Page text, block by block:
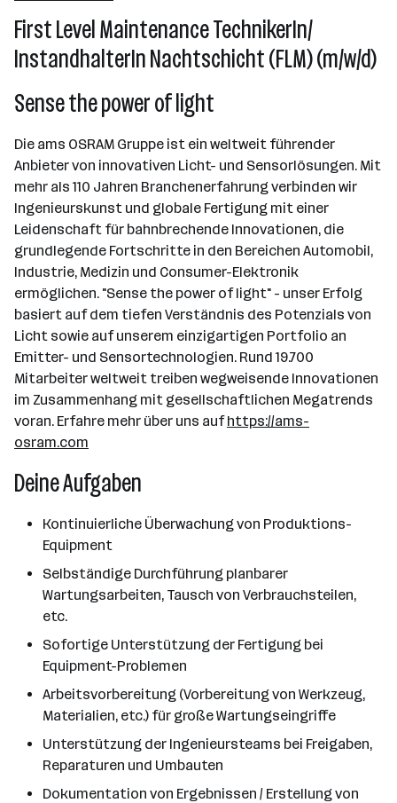
Unterpremstätten
First Level Maintenance TechnikerIn/​
InstandhalterIn Nachtschicht (FLM) (m/w/d)
Sense the power of light
Die ams OSRAM Gruppe ist ein weltweit führender
Anbieter von innovativen Licht- und Sensorlösungen. Mit
mehr als 110 Jahren Branchenerfahrung verbinden wir
Ingenieurskunst und globale Fertigung mit einer
Leidenschaft für bahnbrechende Innovationen, die
grundlegende Fortschritte in den Bereichen Automobil,
Industrie, Medizin und Consumer-Elektronik
ermöglichen. "Sense the power of light" - unser Erfolg
basiert auf dem tiefen Verständnis des Potenzials von
Licht sowie auf unserem einzigartigen Portfolio an
Emitter- und Sensortechnologien. Rund 19.700
Mitarbeiter weltweit treiben wegweisende Innovationen
im Zusammenhang mit gesellschaftlichen Megatrends
voran. Erfahre mehr über uns aufhttps://ams-
osram.com
Deine Aufgaben
Kontinuierliche Überwachung von Produktions-
Equipment
Selbständige Durchführung planbarer
Wartungsarbeiten, Tausch von Verbrauchsteilen,
etc.
Sofortige Unterstützung der Fertigung bei
Equipment-Problemen
Arbeitsvorbereitung (Vorbereitung von Werkzeug,
Materialien, etc.) für große Wartungseingriffe
Unterstützung der Ingenieursteams bei Freigaben,
Reparaturen und Umbauten
Dokumentation von Ergebnissen / Erstellung von